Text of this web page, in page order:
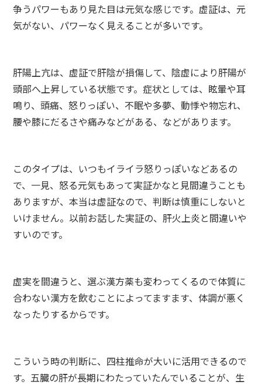
争うパワーもあり見た目は元気な感じです。虚証は、元
気がない、パワーなく見えることが多いです。
肝陽上亢は、虚証で肝陰が損傷して、陰虚により肝陽が
頭部へ上昇している状態です。症状としては、眩暈や耳
鳴り、頭痛、怒りっぽい、不眠や多夢、動悸や物忘れ、
腰や膝にだるさや痛みなどがある、などがあります。
このタイプは、いつもイライラ怒りっぽいなどあるの
で、一見、怒る元気もあって実証かなと見間違うことも
ありますが、本当は虚証なので、判断は慎重にしないと
いけません。以前お話した実証の、肝火上炎と間違いや
すいのです。
虚実を間違うと、選ぶ漢方薬も変わってくるので体質に
合わない漢方を飲むことによってますます、体調が悪く
なったりするからです。
こういう時の判断に、四柱推命が大いに活用できるので
す。五臓の肝が長期にわたっていたんでいることが、生